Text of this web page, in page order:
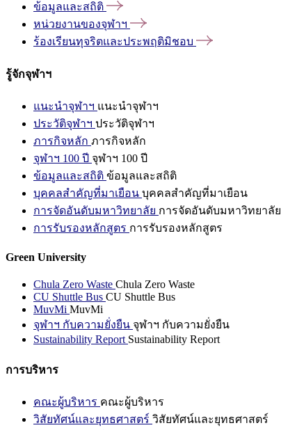
ข้อมูลและสถิติ
หน่วยงานของจุฬาฯ
ร้องเรียนทุจริตและประพฤติมิชอบ
รู้จักจุฬาฯ
แนะนำจุฬาฯ แนะนำจุฬาฯ
ประวัติจุฬาฯ ประวัติจุฬาฯ
ภารกิจหลัก ภารกิจหลัก
จุฬาฯ 100 ปี จุฬาฯ 100 ปี
ข้อมูลและสถิติ ข้อมูลและสถิติ
บุคคลสำคัญที่มาเยือน บุคคลสำคัญที่มาเยือน
การจัดอันดับมหาวิทยาลัย การจัดอันดับมหาวิทยาลัย
การรับรองหลักสูตร การรับรองหลักสูตร
Green University
Chula Zero Waste Chula Zero Waste
CU Shuttle Bus CU Shuttle Bus
MuvMi MuvMi
จุฬาฯ กับความยั่งยืน จุฬาฯ กับความยั่งยืน
Sustainability Report Sustainability Report
การบริหาร
คณะผู้บริหาร คณะผู้บริหาร
วิสัยทัศน์และยุทธศาสตร์ วิสัยทัศน์และยุทธศาสตร์